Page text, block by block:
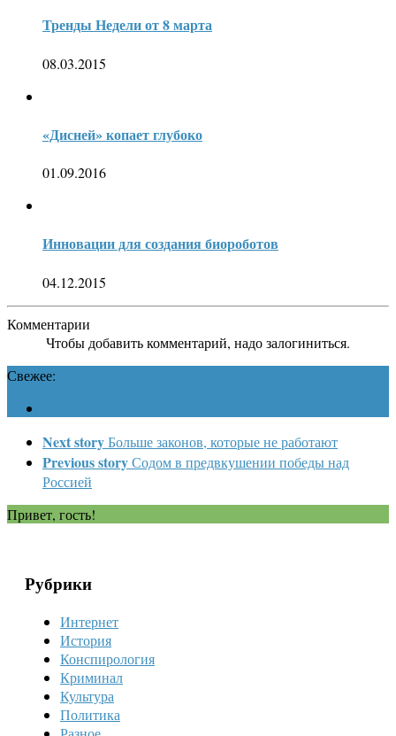
Тренды Недели от 8 марта
08.03.2015
«Дисней» копает глубоко
01.09.2016
Инновации для создания биороботов
04.12.2015
Комментарии
Чтобы добавить комментарий, надо залогиниться.
Свежее:
Next storyБольше законов, которые не работают
Previous storyСодом в предвкушении победы над
Россией
Привет, гость!
Рубрики
Интернет
История
Конспирология
Криминал
Культура
Политика